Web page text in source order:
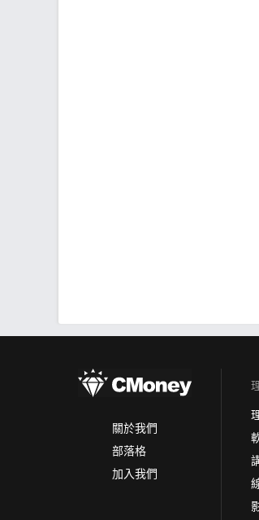
關於我們
部落格
加入我們